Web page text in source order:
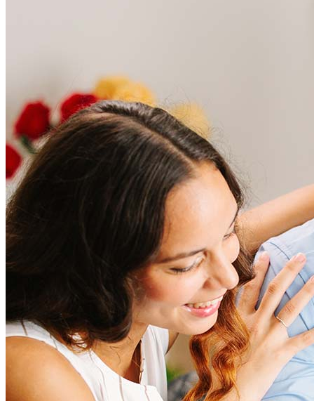
Preguntas frecuentes
¿Cuánto cuesta refinanciar?
Los costos de refinanciamiento generalmente oscilan entre el
2 % y el 6 % del monto del préstamo e incluyen cargos como
tasación, seguro de título y costos de cierre. Factores como el
tipo de préstamo, la ubicación y el puntaje de crédito pueden
afectar significativamente estos gastos. Nuestro equipo
puede ayudar a proporcionar estrategias que pueden ayudar
Más información
¿Cuánta casa puedo pagar?
¿Cuál es un buen puntaje de crédito?